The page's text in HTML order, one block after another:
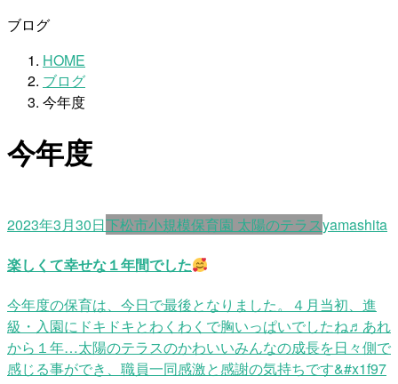
ブログ
HOME
ブログ
今年度
今年度
2023年3月30日下松市小規模保育園 太陽のテラスyamashita
楽しくて幸せな１年間でした
今年度の保育は、今日で最後となりました。４月当初、進
級・入園にドキドキとわくわくで胸いっぱいでしたね♬あれ
から１年…太陽のテラスのかわいいみんなの成長を日々側で
感じる事ができ、職員一同感激と感謝の気持ちです&#x1f97